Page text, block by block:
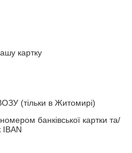
картку
(тільки в Житомирі)
банківської картки та/
IBAN